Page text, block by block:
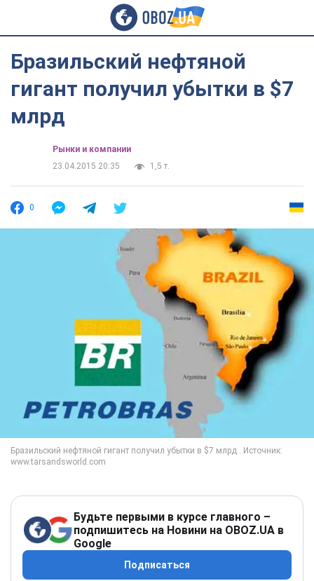
Бразильский нефтяной
гигант получил убытки в $7
млрд
Рынки и компании
23.04.2015 20:35
1,5 т.
0
Будьте первыми в курсе главного –
подпишитесь на Новини на OBOZ.UA в
Google
Подписаться